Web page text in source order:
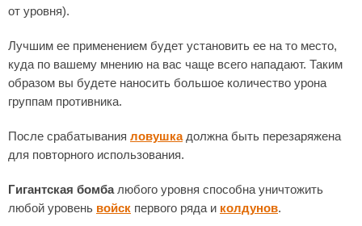
от уровня).
Лучшим ее применением будет установить ее на то место,
куда по вашему мнению на вас чаще всего нападают. Таким
образом вы будете наносить большое количество урона
группам противника.
После срабатывания ловушкадолжна быть перезаряжена
для повторного использования.
Гигантская бомбалюбого уровня способна уничтожить
любой уровень войск первого ряда и колдунов.